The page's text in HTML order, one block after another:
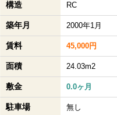
構造 RC
築年月 2000年1月
賃料 45,000円
面積 24.03m2
敷金 0.0ヶ月
駐車場 無し